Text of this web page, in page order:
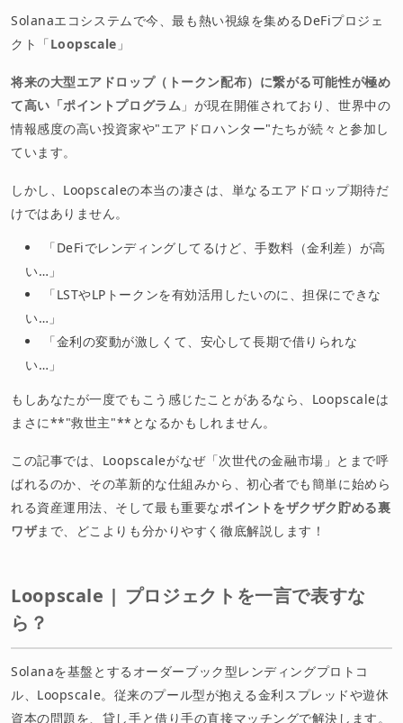
Solanaエコシステムで今、最も熱い視線を集めるDeFiプロジェ
クト「Loopscale 」
将来の大型エアドロップ（トークン配布）に繋がる可能性が極め
て高い「ポイントプログラム 」が現在開催されており、世界中の
情報感度の高い投資家や"エアドロハンター"たちが続々と参加し
ています。
しかし、Loopscaleの本当の凄さは、単なるエアドロップ期待だ
けではありません。
「DeFiでレンディングしてるけど、手数料（金利差）が高
い…」
「LSTやLPトークンを有効活用したいのに、担保にできな
い…」
「金利の変動が激しくて、安心して長期で借りられな
い…」
もしあなたが一度でもこう感じたことがあるなら、Loopscaleは
まさに**"救世主"**となるかもしれません。
この記事では、Loopscaleがなぜ「次世代の金融市場」とまで呼
ばれるのか、その革新的な仕組みから、初心者でも簡単に始めら
れる資産運用法、そして最も重要なポイントをザクザク貯める裏
ワザまで、どこよりも分かりやすく徹底解説します！
Loopscale | プロジェクトを一言で表すな
ら？
Solanaを基盤とするオーダーブック型レンディングプロトコ
ル、Loopscale。従来のプール型が抱える金利スプレッドや遊休
資本の問題を、貸し手と借り手の直接マッチングで解決します。